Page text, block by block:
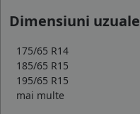
Dimensiuni uzuale
175/65 R14
185/65 R15
195/65 R15
mai multe